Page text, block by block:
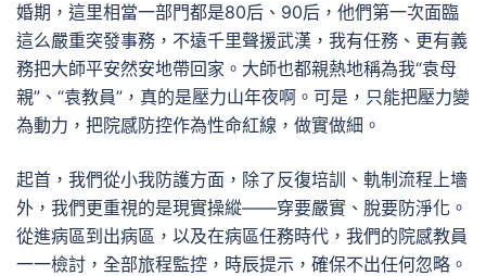
婚期，這里相當一部門都是80后、90后，他們第一次面臨
這么嚴重突發事務，不遠千里聲援武漢，我有任務、更有義
務把大師平安然安地帶回家。大師也都親熱地稱為我“袁母
親”、“袁教員”，真的是壓力山年夜啊。可是，只能把壓力變
為動力，把院感防控作為性命紅線，做實做細。
起首，我們從小我防護方面，除了反復培訓、軌制流程上墻
外，我們更重視的是現實操縱——穿要嚴實、脫要防淨化。
從進病區到出病區，以及在病區任務時代，我們的院感教員
一一檢討，全部旅程監控，時辰提示，確保不出任何忽略。